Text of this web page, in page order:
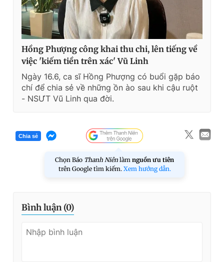
Hồng Phượng công khai thu chi, lên tiếng về
việc 'kiếm tiền trên xác' Vũ Linh
Ngày 16.6, ca sĩ Hồng Phượng có buổi gặp báo
chí để chia sẻ về những ồn ào sau khi cậu ruột
- NSƯT Vũ Linh qua đời.
Chia sẻ
Chọn Báo Thanh Niên làm nguồn ưu tiên
trên Google tìm kiếm. Xem hướng dẫn.
Bình luận (0)